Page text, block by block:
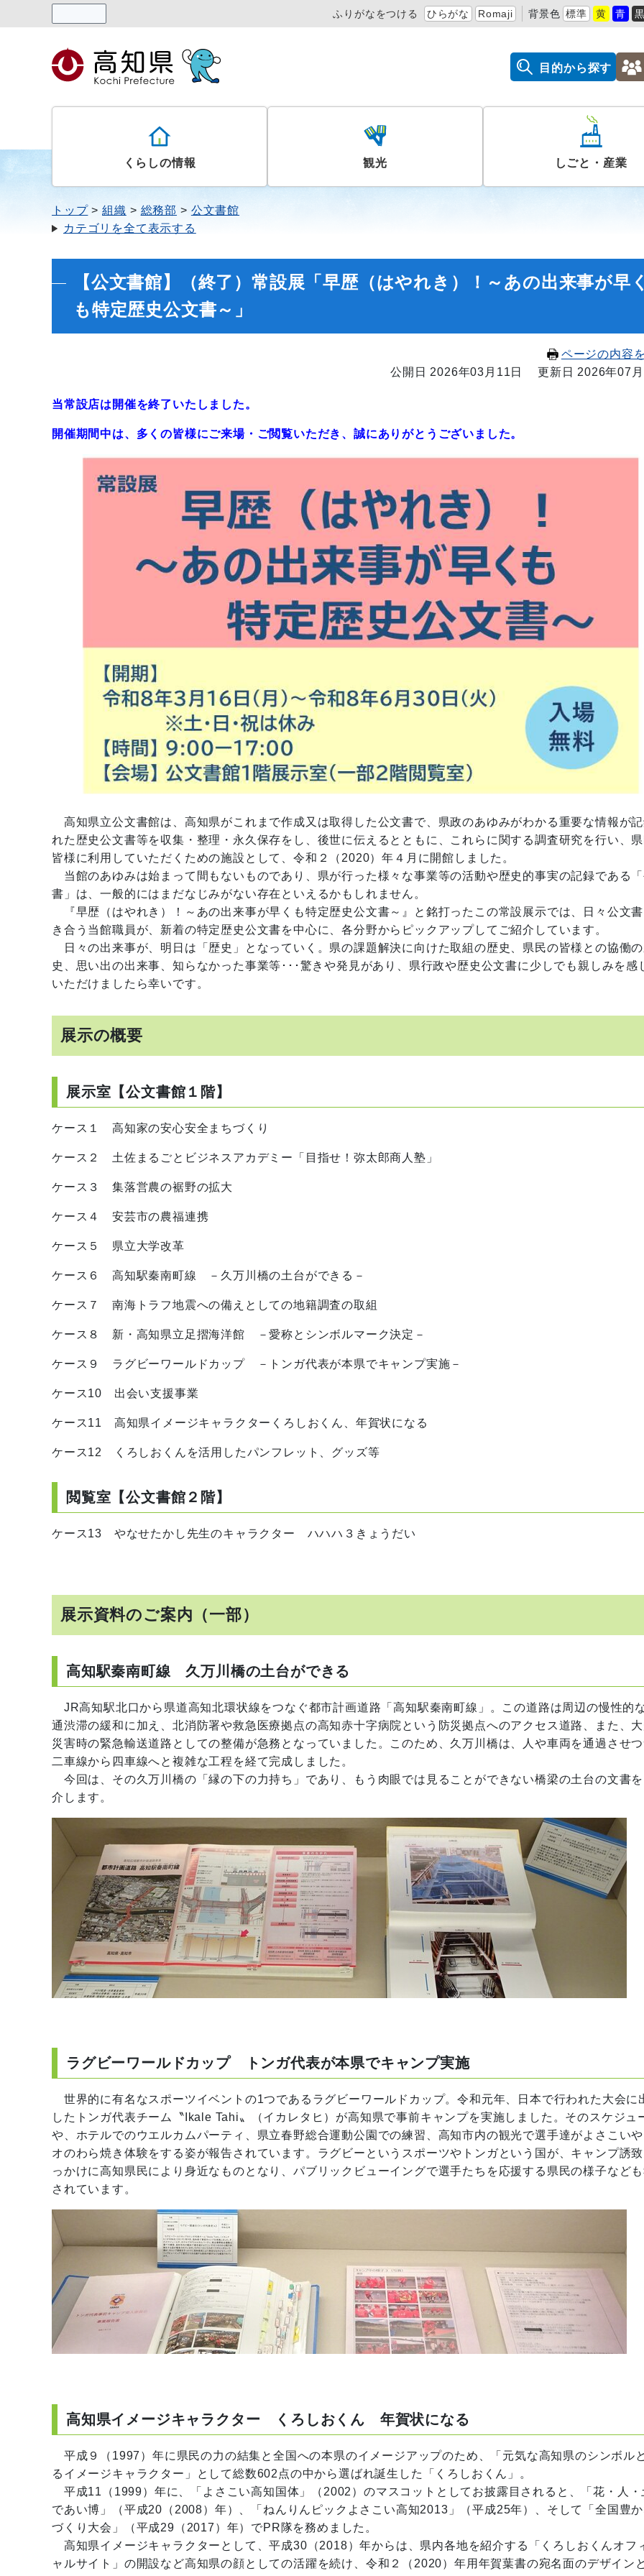
ふりがなをつける ひらがな Romaji 背景色 標準 黄 青 黒
目的から探す
くらしの情報 観光 しごと・産業
トップ 組織 総務部
公文書館
カテゴリを全て表示する
【公文書館】（終了）常設展「早歴（はやれき）！～あの出来事が早く
も特定歴史公文書～」
ページの内容
公開日 2026年03月11日
更新日 2026年07月
当常設店は開催を終了いたしました。
開催期間中は、多くの皆様にご来場・ご閲覧いただき、誠にありがとうございました。
高知県立公文書館は、高知県がこれまで作成又は取得した公文書で、県政のあゆみがわかる重要な情報が記
れた歴史公文書等を収集・整理・永久保存をし、後世に伝えるとともに、これらに関する調査研究を行い、
皆様に利用していただくための施設として、令和２（2020）年４月に開館しました。
当館のあゆみは始まって間もないものであり、県が行った様々な事業等の活動や歴史的事実の記録である
書」は、一般的にはまだなじみがない存在といえるかもしれません。
『早歴（はやれき）！～あの出来事が早くも特定歴史公文書～』と銘打ったこの常設展示では、日々公文書
き合う当館職員が、新着の特定歴史公文書を中心に、各分野からピックアップしてご紹介しています。
日々の出来事が、明日は「歴史」となっていく。県の課題解決に向けた取組の歴史、県民の皆様との協働
史、思い出の出来事、知らなかった事業等･･･驚きや発見があり、県行政や歴史公文書に少しでも親しみを感
いただけましたら幸いです。
展示の概要
展示室【公文書館１階】
ケース１ 高知家の安心安全まちづくり
ケース２ 土佐まるごとビジネスアカデミー「目指せ！弥太郎商人塾」
ケース３ 集落営農の裾野の拡大
ケース４ 安芸市の農福連携
ケース５ 県立大学改革
ケース６ 高知駅秦南町線 －久万川橋の土台ができる－
ケース７ 南海トラフ地震への備えとしての地籍調査の取組
ケース８ 新・高知県立足摺海洋館 －愛称とシンボルマーク決定－
ケース９ ラグビーワールドカップ －トンガ代表が本県でキャンプ実施－
ケース10 出会い支援事業
ケース11 高知県イメージキャラクターくろしおくん、年賀状になる
ケース12 くろしおくんを活用したパンフレット、グッズ等
閲覧室【公文書館２階】
ケース13 やなせたかし先生のキャラクター ハハハ３きょうだい
展示資料のご案内（一部）
高知駅秦南町線 久万川橋の土台ができる
JR高知駅北口から県道高知北環状線をつなぐ都市計画道路「高知駅秦南町線」。この道路は周辺の慢性的
通渋滞の緩和に加え、北消防署や救急医療拠点の高知赤十字病院という防災拠点へのアクセス道路、また、
災害時の緊急輸送道路としての整備が急務となっていました。このため、久万川橋は、人や車両を通過させつ
二車線から四車線へと複雑な工程を経て完成しました。
今回は、その久万川橋の「縁の下の力持ち」であり、もう肉眼では見ることができない橋梁の土台の文書
介します。
ラグビーワールドカップ トンガ代表が本県でキャンプ実施
世界的に有名なスポーツイベントの1つであるラグビーワールドカップ。令和元年、日本で行われた大会に
したトンガ代表チーム〝Ikale Tahi〟（イカレタヒ）が高知県で事前キャンプを実施しました。そのスケジュ
や、ホテルでのウエルカムパーティ、県立春野総合運動公園での練習、高知市内の観光で選手達がよさこい
オのわら焼き体験をする姿が報告されています。ラグビーというスポーツやトンガという国が、キャンプ誘致
っかけに高知県民により身近なものとなり、パブリックビューイングで選手たちを応援する県民の様子など
されています。
高知県イメージキャラクター くろしおくん 年賀状になる
平成９（1997）年に県民の力の結集と全国への本県のイメージアップのため、「元気な高知県のシンボル
るイメージキャラクター」として総数602点の中から選ばれ誕生した「くろしおくん」。
平成11（1999）年に、「よさこい高知国体」（2002）のマスコットとしてお披露目されると、「花・人・
であい博」（平成20（2008）年）、「ねんりんピックよさこい高知2013」（平成25年）、そして「全国豊
づくり大会」（平成29（2017）年）でPR隊を務めました。
高知県イメージキャラクターとして、平成30（2018）年からは、県内各地を紹介する「くろしおくんオフ
ャルサイト」の開設など高知県の顔としての活躍を続け、令和２（2020）年用年賀葉書の宛名面のデザイン